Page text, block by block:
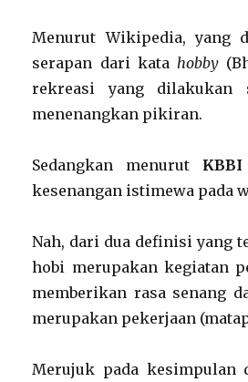
Menurut Wikipedia, yang
serapan dari kata hobby
rekreasi yang dilakukan
menenangkan pikiran.
Sedangkan menurut
kesenangan istimewa pada
Nah, dari dua definisi yang
hobi merupakan kegiatan
memberikan rasa senang
merupakan pekerjaan
Merujuk pada